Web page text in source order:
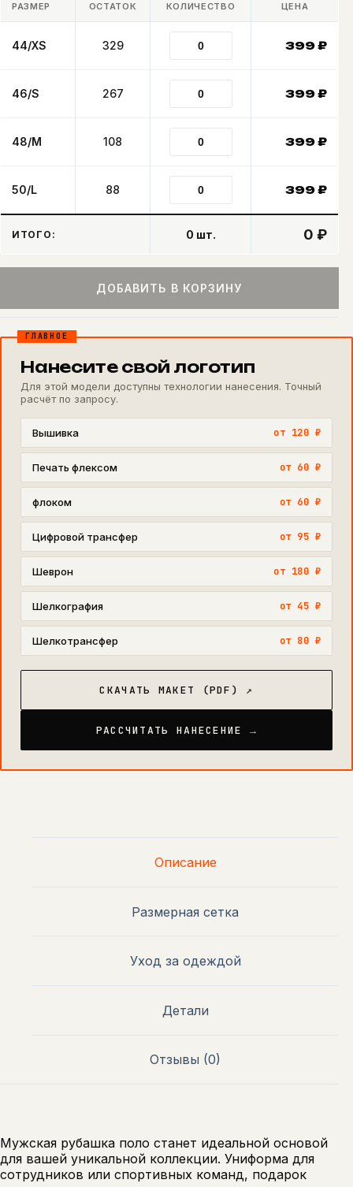
РАЗМЕР ОСТАТОК КОЛИЧЕСТВО ЦЕНА
44/XS 329 399₽
46/S 267 399₽
48/M 108 399₽
50/L 88 399₽
ИТОГО: 0 шт. 0 ₽
ДОБАВИТЬ В КОРЗИНУ
ГЛАВНОЕ
Нанесите свой логотип
Для этой модели доступны технологии нанесения. Точный
расчёт по запросу.
Вышивка от 120 ₽
Печать флексом от 60 ₽
флоком от 60 ₽
Цифровой трансфер от 95 ₽
Шеврон от 180 ₽
Шелкография от 45 ₽
Шелкотрансфер от 80 ₽
СКАЧАТЬ МАКЕТ (PDF) ↗
РАССЧИТАТЬ НАНЕСЕНИЕ →
Описание
Размерная сетка
Уход за одеждой
Детали
Отзывы (0)
Мужская рубашка поло станет идеальной основой
для вашей уникальной коллекции. Униформа для
сотрудников или спортивных команд, подарок